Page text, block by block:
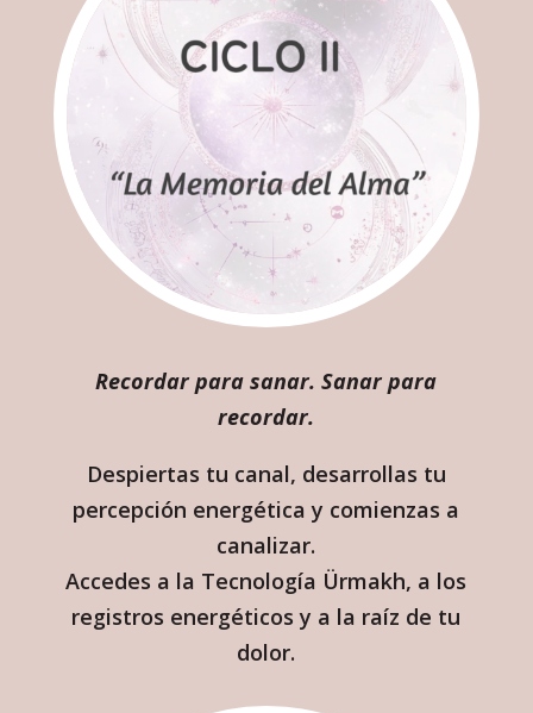
Recordar para sanar. Sanar para
recordar.
Despiertas tu canal, desarrollas tu
percepción energética y comienzas a
canalizar.
Accedes a la Tecnología Ürmakh, a los
registros energéticos y a la raíz de tu
dolor.